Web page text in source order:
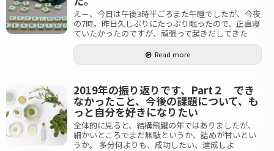
えー、今日は午後3時半ごろまた午睡でしたが、今夜
の7時。昨日久しぶりにたっぷり眠ったので、正直寝
ていたかったのですが、頑張って起きだしてきた
Read more
2019年の振り返りです、Part２ でき
なかったこと、今後の課題について、も
っと自分を好きになりたい
全体的に見ると、結構飛躍の年ではありましたが、
細かいところでまだ無駄というか、詰めが甘いとい
うか。 多分何よりも、成功したい、達成しよ